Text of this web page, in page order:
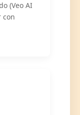
(Veo AI
con